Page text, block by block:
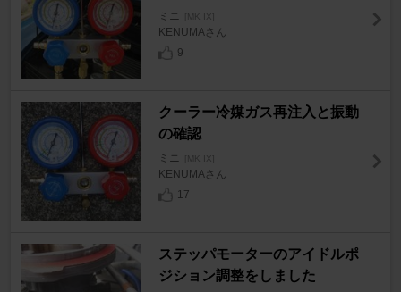
ミニ [MK IX]
KENUMAさん
9
クーラー冷媒ガス再注入と振動
の確認
ミニ [MK IX]
KENUMAさん
17
ステッパモーターのアイドルポ
ジション調整をしました